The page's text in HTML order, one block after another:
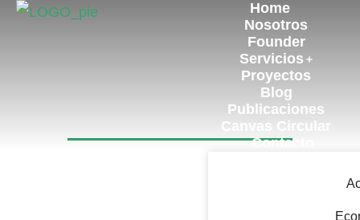
Home
Nosotros
Founder
Servicios
Proyectos
Blog
Publicaciones
Canvas Circular
Contacto
Category: Reciclaje